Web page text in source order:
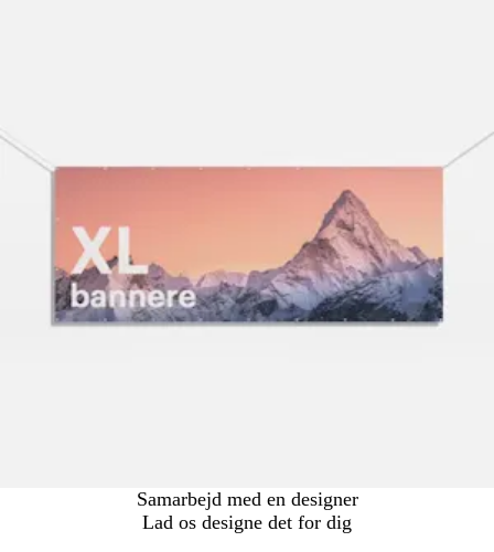
Samarbejd med en designer
Lad os designe det for dig